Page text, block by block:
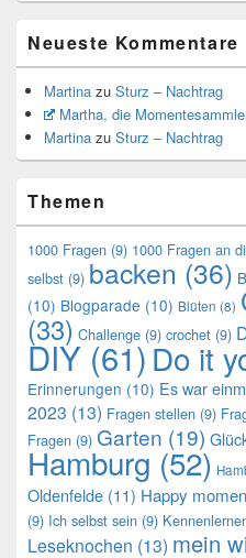
Neueste Kommentare
Martina zu Sturz – Nachtrag
Martha, die
Martina zu Sturz – Nachtrag
Themen
1000 Fragen (9) 1000 Fragen an
selbst (9) backen (36)
(10) Blogparade (10) Blüten (8)
(33) Challenge (9) crochet (9)
DIY (61)Do it
Erinnerungen (10) Es war
2023 (13) Fragen stellen (9)
Fragen (9) Garten (19)
Hamburg (52)
Oldenfelde (11) Happy
(9) Ich selbst sein (9)
Leseknochen (13) mein